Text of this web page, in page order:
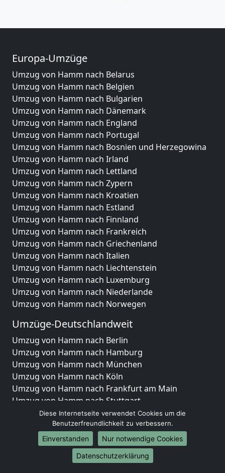
Europa-Umzüge
Umzug von Hamm nach Belarus
Umzug von Hamm nach Belgien
Umzug von Hamm nach Bulgarien
Umzug von Hamm nach Dänemark
Umzug von Hamm nach England
Umzug von Hamm nach Portugal
Umzug von Hamm nach Bosnien und Herzegowina
Umzug von Hamm nach Irland
Umzug von Hamm nach Lettland
Umzug von Hamm nach Zypern
Umzug von Hamm nach Kroatien
Umzug von Hamm nach Estland
Umzug von Hamm nach Finnland
Umzug von Hamm nach Frankreich
Umzug von Hamm nach Griechenland
Umzug von Hamm nach Italien
Umzug von Hamm nach Liechtenstein
Umzug von Hamm nach Luxemburg
Umzug von Hamm nach Niederlande
Umzug von Hamm nach Norwegen
Umzüge-Deutschlandweit
Umzug von Hamm nach Berlin
Umzug von Hamm nach Hamburg
Umzug von Hamm nach München
Umzug von Hamm nach Köln
Umzug von Hamm nach Frankfurt am Main
Umzug von Hamm nach Stuttgart
Umzug von Hamm nach Düsseldorf
Umzug von Hamm nach Leipzig
Umzug von Hamm nach Dortmund
Umzug von Hamm nach Essen
Umzug von Hamm nach Bremen
Diese Internetseite verwendet Cookies um die
Benutzerfreundlichkeit zu verbessern.
Einverstanden
Nur notwendige Cookies
Datenschutzerklärung